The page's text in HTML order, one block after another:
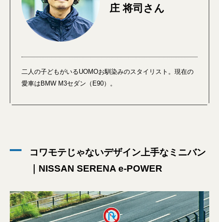
庄 将司さん
二人の子どもがいるUOMOお馴染みのスタイリスト。現在の
愛車はBMW M3セダン（E90）。
コワモテじゃないデザイン上手なミニバン
｜NISSAN SERENA e-POWER